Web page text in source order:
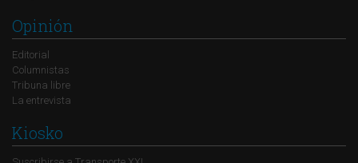
Opinión
Editorial
Columnistas
Tribuna libre
La entrevista
Kiosko